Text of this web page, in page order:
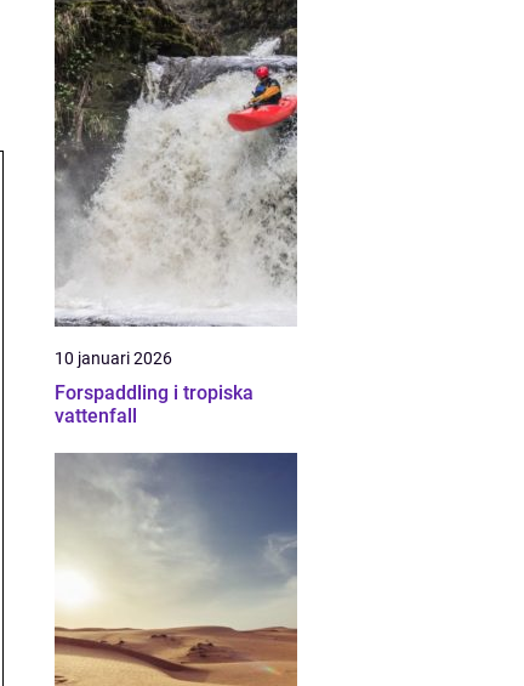
10 januari 2026
Forspaddling i tropiska
vattenfall